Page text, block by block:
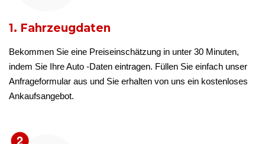
1. Fahrzeugdaten
Bekommen Sie eine Preiseinschätzung in unter 30 Minuten,
indem Sie Ihre Auto -Daten eintragen. Füllen Sie einfach unser
Anfrageformular aus und Sie erhalten von uns ein kostenloses
Ankaufsangebot.